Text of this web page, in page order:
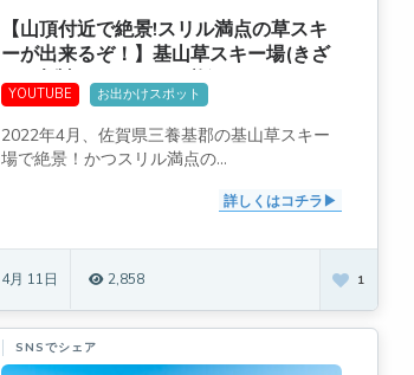
【山頂付近で絶景!スリル満点の草スキ
ーが出来るぞ！】基山草スキー場(きざ
ん)[木製ソリレンタル必須!]
YOUTUBE お出かけスポット
2022年4月、佐賀県三養基郡の基山草スキー
場で絶景！かつスリル満点の...
詳しくはコチラ
4月 11日 2,858 1
SNSでシェア